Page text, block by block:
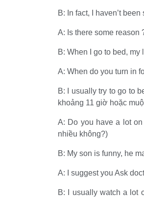
B: In fact, I haven’t
A: Is there some reason
B: When I go to bed,
A: When do you turn in
B: I usually try to go to
khoảng 11 giờ hoặc
A: Do you have a lot
nhiều không?)
B: My son is funny, he
A: I suggest you Ask
B: I usually watch a lot